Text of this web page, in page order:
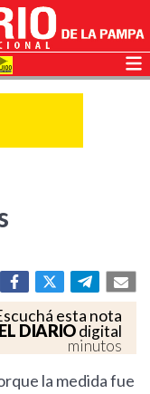
esta nota
EL DIARIOdigital
minutos
la medida fue